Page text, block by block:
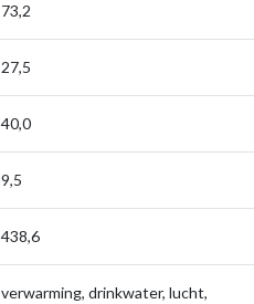
73,2
27,5
40,0
9,5
438,6
verwarming, drinkwater, lucht,